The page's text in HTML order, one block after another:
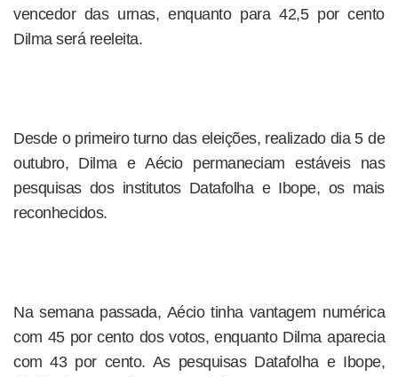
vencedor das urnas, enquanto para 42,5 por cento
Dilma será reeleita.
Desde o primeiro turno das eleições, realizado dia 5 de
outubro, Dilma e Aécio permaneciam estáveis nas
pesquisas dos institutos Datafolha e Ibope, os mais
reconhecidos.
Na semana passada, Aécio tinha vantagem numérica
com 45 por cento dos votos, enquanto Dilma aparecia
com 43 por cento. As pesquisas Datafolha e Ibope,